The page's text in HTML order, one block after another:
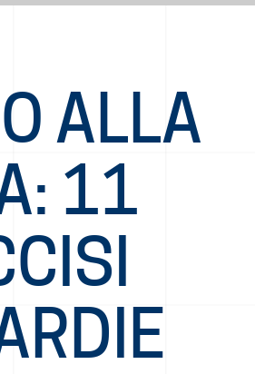
ALLA
11